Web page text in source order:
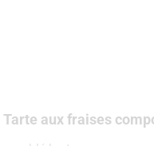
Tarte aux fraises